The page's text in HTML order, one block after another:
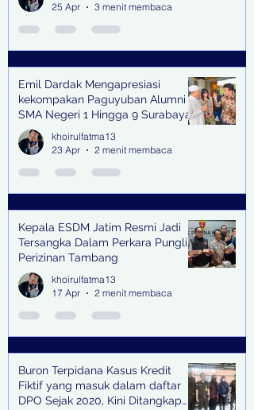
25 Apr
3 menit membaca
Emil Dardak Mengapresiasi
kekompakan Paguyuban Alumni
SMA Negeri 1 Hingga 9 Surabaya
(Pasmanbaya) dalam Kegiatan
Halal Bihalal
khoirulfatma13
23 Apr
2 menit membaca
Kepala ESDM Jatim Resmi Jadi
Tersangka Dalam Perkara Pungli
Perizinan Tambang
khoirulfatma13
17 Apr
2 menit membaca
Buron Terpidana Kasus Kredit
Fiktif yang masuk dalam daftar
DPO Sejak 2020, Kini Ditangkap